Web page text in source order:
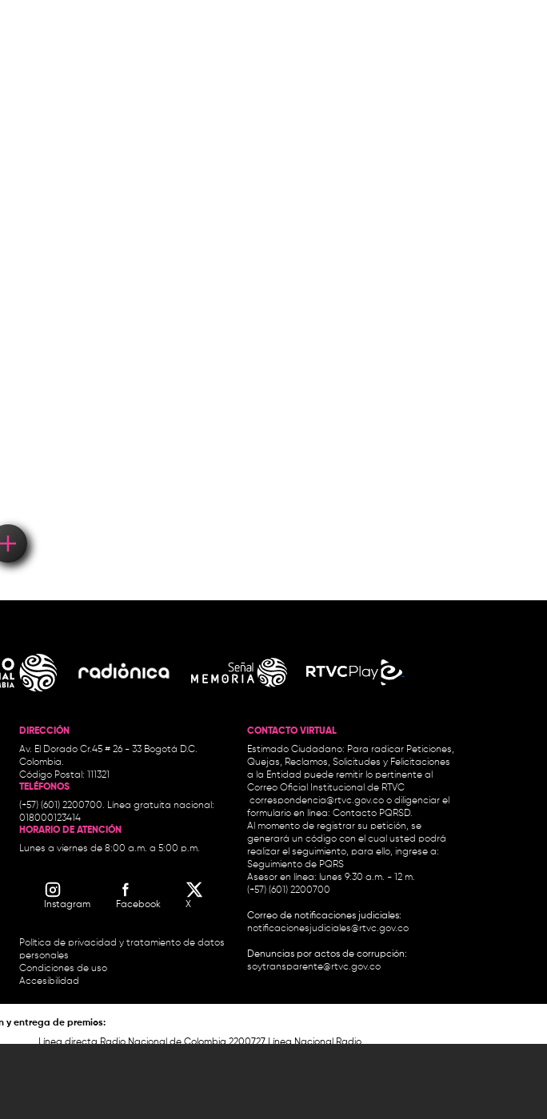
DIRECCIÓN
Av. El Dorado Cr.45 # 26 - 33 Bogotá D.C.
Colombia.
Código Postal: 111321
TELÉFONOS
(+57) (601) 2200700. Línea gratuita nacional:
018000123414
HORARIO DE ATENCIÓN
Lunes a viernes de 8:00 a.m. a 5:00 p.m.
Instagram Facebook X
Política de privacidad y tratamiento de datos
personales
Condiciones de uso
Accesibilidad
CONTACTO VIRTUAL
Estimado Ciudadano: Para radicar Peticiones,
Quejas, Reclamos, Solicitudes y Felicitaciones
a la Entidad puede remitir lo pertinente al
Correo Oficial Institucional de RTVC
correspondencia@rtvc.gov.co o diligenciar el
formulario en línea: Contacto PQRSD.
Al momento de registrar su petición, se
generará un código con el cual usted podrá
realizar el seguimiento, para ello, ingrese a:
Seguimiento de PQRS
Asesor en línea: lunes 9:30 a.m. - 12 m.
(+57) (601) 2200700
Correo de notificaciones judiciales:
notificacionesjudiciales@rtvc.gov.co
Denuncias por actos de corrupción:
soytransparente@rtvc.gov.co
y entrega de premios:
Línea directa Radio Nacional de Colombia 2200727 Línea Nacional Radio